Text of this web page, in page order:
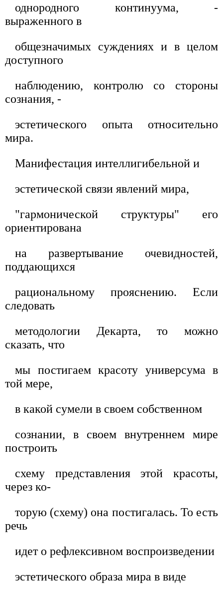
однородного континуума, -
выраженного в
общезначимых суждениях и в целом
доступного
наблюдению, контролю со стороны
сознания, -
эстетического опыта относительно
мира.
Манифестация интеллигибельной и
эстетической связи явлений мира,
"гармонической структуры" его
ориентирована
на развертывание очевидностей,
поддающихся
рациональному прояснению. Если
следовать
методологии Декарта, то можно
сказать, что
мы постигаем красоту универсума в
той мере,
в какой сумели в своем собственном
сознании, в своем внутреннем мире
построить
схему представления этой красоты,
через ко-
торую (схему) она постигалась. То есть
речь
идет о рефлексивном воспроизведении
эстетического образа мира в виде